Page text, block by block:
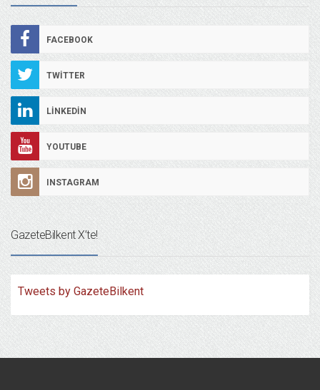
FACEBOOK
TWITTER
LINKEDIN
YOUTUBE
INSTAGRAM
GazeteBilkent X’te!
Tweets by GazeteBilkent